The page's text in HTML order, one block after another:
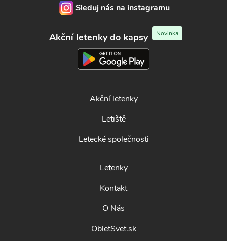
Sleduj nás na instagramu
Akční letenky do kapsy Novinka
Akční letenky
Letiště
Letecké společnosti
Letenky
Kontakt
O Nás
ObletSvet.sk